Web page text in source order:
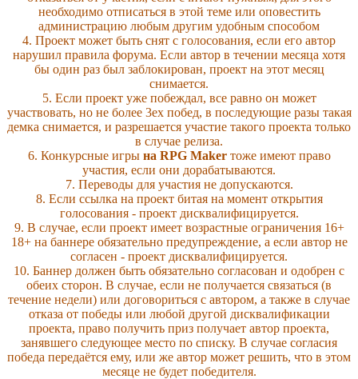
необходимо отписаться в этой теме или оповестить
администрацию любым другим удобным способом
4. Проект может быть снят с голосования, если его автор
нарушил правила форума. Если автор в течении месяца хотя
бы один раз был заблокирован, проект на этот месяц
снимается.
5. Если проект уже побеждал, все равно он может
участвовать, но не более 3ех побед, в последующие разы такая
демка снимается, и разрешается участие такого проекта только
в случае релиза.
6. Конкурсные игры на RPG Makerтоже имеют право
участия, если они дорабатываются.
7. Переводы для участия не допускаются.
8. Если ссылка на проект битая на момент открытия
голосования - проект дисквалифицируется.
9. В случае, если проект имеет возрастные ограничения 16+
18+ на баннере обязательно предупреждение, а если автор не
согласен - проект дисквалифицируется.
10. Баннер должен быть обязательно согласован и одобрен с
обеих сторон. В случае, если не получается связаться (в
течение недели) или договориться с автором, а также в случае
отказа от победы или любой другой дисквалификации
проекта, право получить приз получает автор проекта,
занявшего следующее место по списку. В случае согласия
победа передаётся ему, или же автор может решить, что в этом
месяце не будет победителя.